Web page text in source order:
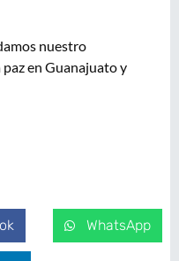
nuestro
en Guanajuato y
WhatsApp